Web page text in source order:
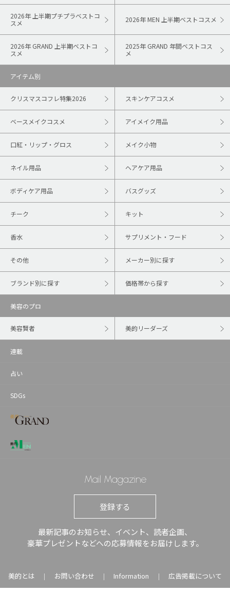
2026年 上半期プチプラベストコ
スメ
2026年 MEN 上半期ベストコスメ
2026年 GRAND 上半期ベストコ
スメ
2025年 GRAND 年間ベストコス
メ
アイテム別
クリスマスコフレ特集2026 スキンケアコスメ
ベースメイクコスメ アイメイク用品
口紅・リップ・グロス メイク小物
ネイル用品 ヘアケア用品
ボディケア用品 バスグッズ
チーク キット
香水 サプリメント・フード
その他 メーカー別に探す
ブランド別に探す 価格帯から探す
美容のプロ
美容賢者 美的リーダーズ
連載
占い
SDGs
Mail Magazine
登録する
最新記事のお知らせ、イベント、読者企画、
豪華プレゼントなどへの応募情報をお届けします。
美的とは ｜ お問い合わせ ｜ Information ｜ 広告掲載について